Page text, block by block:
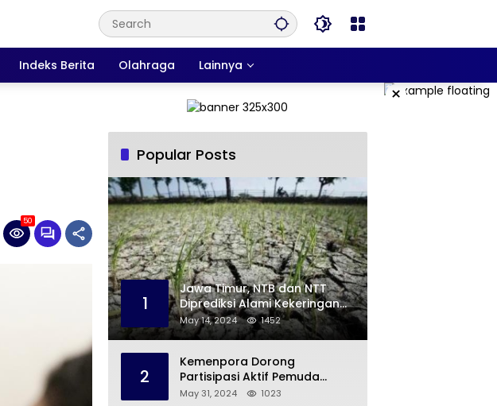
Indeks Berita Olahraga Lainnya
×
50
Popular Posts
1
Jawa Timur, NTB dan NTT
Diprediksi Alami Kekeringan
Sepanjang Mei
May 14, 2024 1452
2
Kemenpora Dorong
Partisipasi Aktif Pemuda
Melalui Forum Konsultasi
May 31, 2024 1023